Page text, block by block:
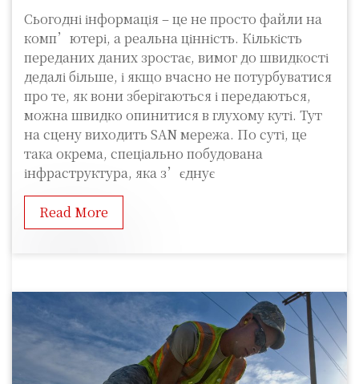
Сьогодні інформація – це не просто файли на
комп’ютері, а реальна цінність. Кількість
переданих даних зростає, вимог до швидкості
дедалі більше, і якщо вчасно не потурбуватися
про те, як вони зберігаються і передаються,
можна швидко опинитися в глухому куті. Тут
на сцену виходить SAN мережа. По суті, це
така окрема, спеціально побудована
інфраструктура, яка з’єднує
Read More